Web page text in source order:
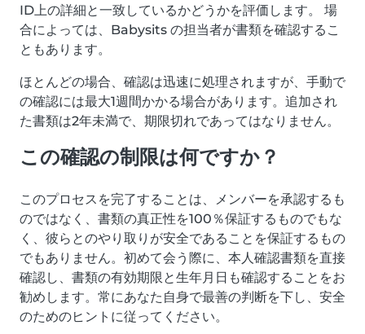
ID上の詳細と一致しているかどうかを評価します。 場
合によっては、Babysits の担当者が書類を確認するこ
ともあります。
ほとんどの場合、確認は迅速に処理されますが、手動で
の確認には最大1週間かかる場合があります。追加され
た書類は2年未満で、期限切れであってはなりません。
この確認の制限は何ですか？
このプロセスを完了することは、メンバーを承認するも
のではなく、書類の真正性を100％保証するものでもな
く、彼らとのやり取りが安全であることを保証するもの
でもありません。初めて会う際に、本人確認書類を直接
確認し、書類の有効期限と生年月日も確認することをお
勧めします。常にあなた自身で最善の判断を下し、安全
のためのヒントに従ってください。